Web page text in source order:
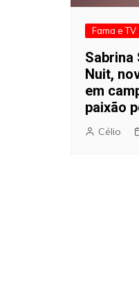
Fama e TV
Sabrina
Nuit,
em
paixão
Célio